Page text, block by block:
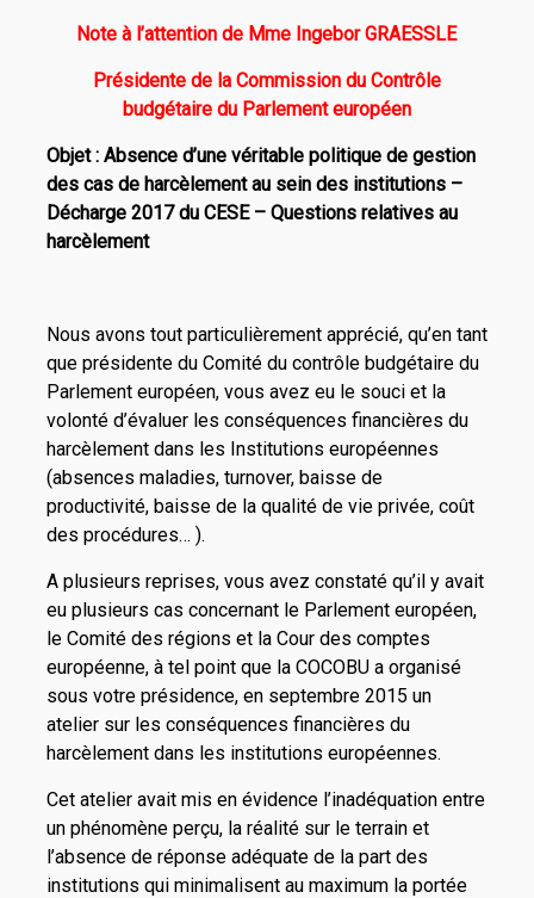
Note à l’attention de Mme Ingebor GRAESSLE
Présidente de la Commission du Contrôle
budgétaire du Parlement européen
Objet : Absence d’une véritable politique de gestion
des cas de harcèlement au sein des institutions –
Décharge 2017 du CESE – Questions relatives au
harcèlement
Nous avons tout particulièrement apprécié, qu’en tant
que présidente du Comité du contrôle budgétaire du
Parlement européen, vous avez eu le souci et la
volonté d’évaluer les conséquences financières du
harcèlement dans les Institutions européennes
(absences maladies, turnover, baisse de
productivité, baisse de la qualité de vie privée, coût
des procédures… ).
A plusieurs reprises, vous avez constaté qu’il y avait
eu plusieurs cas concernant le Parlement européen,
le Comité des régions et la Cour des comptes
européenne, à tel point que la COCOBU a organisé
sous votre présidence, en septembre 2015 un
atelier sur les conséquences financières du
harcèlement dans les institutions européennes.
Cet atelier avait mis en évidence l’inadéquation entre
un phénomène perçu, la réalité sur le terrain et
l’absence de réponse adéquate de la part des
institutions qui minimalisent au maximum la portée